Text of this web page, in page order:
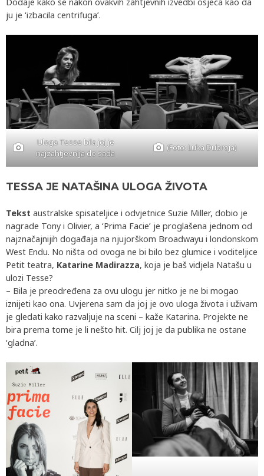
ju je ‘izbacila centrifuga’.
Uloga Tesse bila joj je
najzahtjevnija do sada
(Foto: Luka Dubroja)
TESSA JE NATAŠINA ULOGA ŽIVOTA
Tekst australske spisateljice i odvjetnice Suzie Miller, dobio je
nagrade Tony i Olivier, a ‘Prima Facie’ je proglašena jednom od
najznačajnijih događaja na njujorškom Broadwayu i londonskom
West Endu. No ništa od ovoga ne bi bilo bez glumice i voditeljice
Petit teatra, Katarine Madirazza, koja je baš vidjela Natašu u
ulozi Tesse?
– Bila je preodređena za ovu ulogu jer nitko je ne bi mogao
iznijeti kao ona. Uvjerena sam da joj je ovo uloga života i uživam
je gledati kako razvaljuje na sceni – kaže Katarina. Projekte ne
bira prema tome je li nešto hit. Cilj joj je da publika ne ostane
‘gladna’.